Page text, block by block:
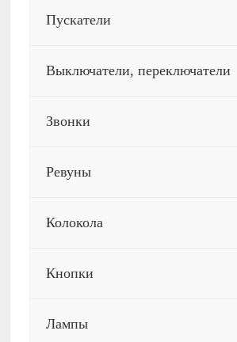
Пускатели
Выключатели, переключатели
Звонки
Ревуны
Колокола
Кнопки
Лампы